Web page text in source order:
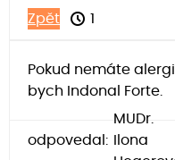
Zpět 1
Pokud nemáte
bych Indonal Forte.
odpovedal:
MUDr.
Ilona